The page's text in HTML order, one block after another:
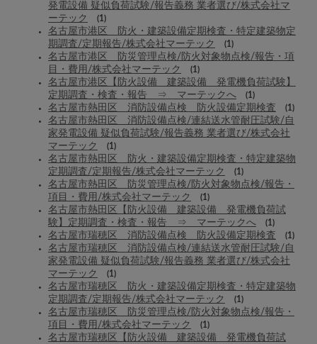
発電設備 疑似負荷試験/報告義務 業者選び/株式会社マ
ーテック
(1)
名古屋市港区 防火・建築設備定期検査・特定建築物定
期調査/定期報告/株式会社マーテック
(1)
名古屋市港区 防災管理点検/防火対象物点検/報告・項
目・費用/株式会社マーテック
(1)
名古屋市港区【防火設備 建築設備 発電機負荷試験】
定期調査・検査・報告 ⇒ マーテックへ
(1)
名古屋市熱田区 消防設備点検 防火設備定期検査 (1)
名古屋市熱田区 消防設備点検/連結送水管耐圧試験/自
家発電設備 疑似負荷試験/報告義務 業者選び/株式会社
マーテック
(1)
名古屋市熱田区 防火・建築設備定期検査・特定建築物
定期調査/定期報告/株式会社マーテック
(1)
名古屋市熱田区 防災管理点検/防火対象物点検/報告・
項目・費用/株式会社マーテック
(1)
名古屋市熱田区【防火設備 建築設備 発電機負荷試
験】定期調査・検査・報告 ⇒ マーテックへ
(1)
名古屋市瑞穂区 消防設備点検 防火設備定期検査 (1)
名古屋市瑞穂区 消防設備点検/連結送水管耐圧試験/自
家発電設備 疑似負荷試験/報告義務 業者選び/株式会社
マーテック
(1)
名古屋市瑞穂区 防火・建築設備定期検査・特定建築物
定期調査/定期報告/株式会社マーテック
(1)
名古屋市瑞穂区 防災管理点検/防火対象物点検/報告・
項目・費用/株式会社マーテック
(1)
名古屋市瑞穂区【防火設備 建築設備 発電機負荷試